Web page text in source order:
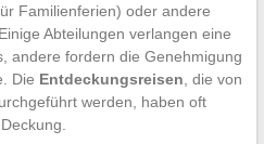
Familienferien) oder andere
Abteilungen verlangen eine
andere fordern die Genehmigung
Die Entdeckungsreisen , die von
werden, haben oft